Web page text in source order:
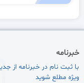
خبرنامه
با ثبت نام در خبرنامه از
ویژه مطلع شوید